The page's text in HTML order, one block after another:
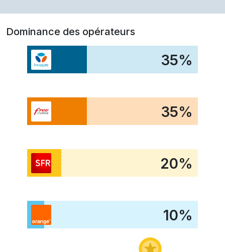
Dominance des opérateurs
35%
35%
20%
10%